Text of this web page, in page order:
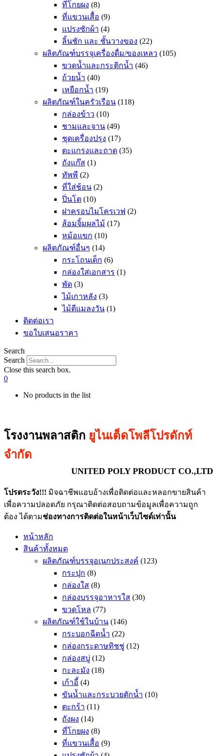
ที่โกยผง (8)
ที่แขวนเสื้อ (9)
แปรงซักผ้า (4)
ลิ้นชัก และ ชั้นวางของ (22)
ผลิตภัณฑ์บรรจุเครื่องดื่ม/ของเหลว (105)
ขวดน้ำและกระติกน้ำ (46)
ถ้วยน้ำ (40)
เหยือกน้ำ (19)
ผลิตภัณฑ์ในครัวเรือน (118)
กล่องข้าว (10)
ชามและจาน (49)
ชุดเครื่องปรุง (17)
ตะแกรงและถาด (35)
ถังแก๊ส (1)
ทัพพี (2)
ที่ใส่ช้อน (2)
ปิ่นโต (10)
ฝาครอบไมโครเวฟ (2)
ส้อมจิ้มผลไม้ (17)
หม้อแขก (10)
ผลิตภัณฑ์อื่นๆ (14)
กระโถนเด็ก (6)
กล่องใส่เอกสาร (1)
พัด (3)
ไม้เกาหลัง (3)
ไม้ตีแมลงวัน (1)
ติดต่อเรา
ขอใบเสนอราคา
Search
Search
Close this search box.
0
No products in the list
โรงงานพลาสติก ยูไนเต็ดโพลีโปรดักท์
จำกัด
UNITED POLY PRODUCT CO.,LTD
โปรดระวัง!!! มิจฉาชีพแอบอ้างเพื่อติดต่อและหลอกขายสินค้า
เพื่อความปลอดภัย กรุณาติดต่อสอบถามข้อมูลเพื่อความถูก
ต้อง ได้ตามช่องทางการติดต่อในหน้าเว็บไซด์เท่านั้น
หน้าหลัก
สินค้าทั้งหมด
ผลิตภัณฑ์บรรจุอเนกประสงค์ (123)
กระปุก (8)
กล่องใส (8)
กล่องบรรจุอาหารใส (30)
ขวดโหล (77)
ผลิตภัณฑ์ใช้ในบ้าน (146)
กระบอกฉีดน้ำ (22)
กล่องกระดาษทิชชู่ (12)
กล่องสบู่ (12)
กะละมัง (18)
เก้าอี้ (4)
ขันน้ำและกระบวยตักน้ำ (10)
ตะกร้า (11)
ถังผง (14)
ที่โกยผง (8)
ที่แขวนเสื้อ (9)